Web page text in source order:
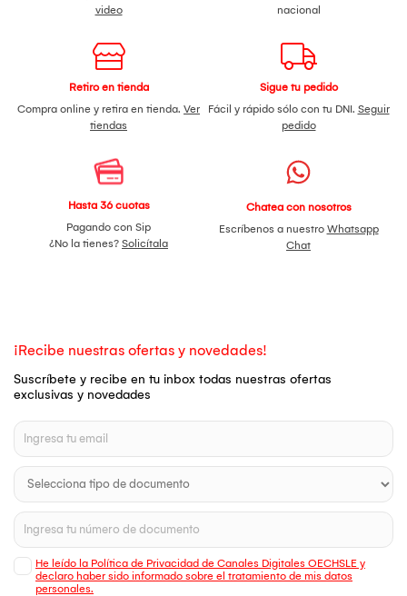
video
nacional
Retiro en tienda
Compra online y retira en tienda. Ver
tiendas
Sigue tu pedido
Fácil y rápido sólo con tu DNI. Seguir
pedido
Hasta 36 cuotas
Pagando con Sip
¿No la tienes? Solicítala
Chatea con nosotros
Escríbenos a nuestro Whatsapp
Chat
¡Recibe nuestras ofertas y novedades!
Suscríbete y recibe en tu inbox todas nuestras ofertas
exclusivas y novedades
He leído la Política de Privacidad de Canales Digitales OECHSLE y
declaro haber sido informado sobre el tratamiento de mis datos
personales.